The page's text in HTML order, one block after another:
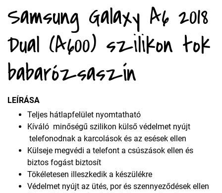
Samsung Galaxy A6 2018
Dual (A600) szilikon tok
babarózsaszín
LEÍRÁSA
Teljes hátlapfelület nyomtatható
Kíváló minőségű szilikon külső védelmet nyújt
telefonodnak a karcolások és az esések ellen
Külseje megvédi a telefont a csúszások ellen és
biztos fogást biztosít
Tökéletesen illeszkedik a készülékre
Védelmet nyújt az ütés, por és szennyeződések ellen